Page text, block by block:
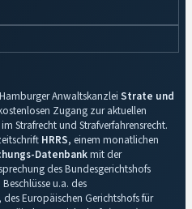
Anwaltskanzlei Strate und
Zugang zur aktuellen
Strafrecht und Strafverfahrensrecht.
HRRS, einem monatlichen
Datenbankmit der
des Bundesgerichtshofs
u.a. des
Europäischen Gerichtshofs für